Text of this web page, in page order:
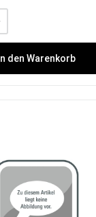
In den Warenkorb